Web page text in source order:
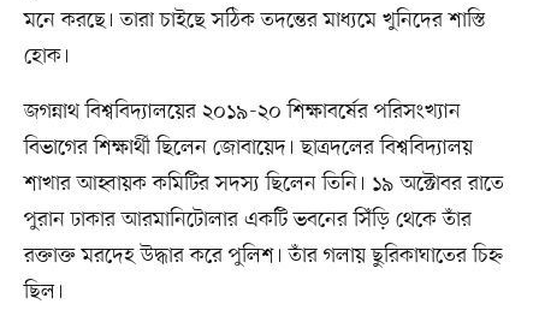
মনে করছে। তারা চাইছে সঠিক তদন্তের মাধ্যমে খুনিদের শাস্তি
হোক।
জগন্নাথ বিশ্ববিদ্যালয়ের ২০১৯-২০ শিক্ষাবর্ষের পরিসংখ্যান
বিভাগের শিক্ষার্থী ছিলেন জোবায়েদ। ছাত্রদলের বিশ্ববিদ্যালয়
শাখার আহ্বায়ক কমিটির সদস্য ছিলেন তিনি। ১৯ অক্টোবর রাতে
পুরান ঢাকার আরমানিটোলার একটি ভবনের সিঁড়ি থেকে তাঁর
রক্তাক্ত মরদেহ উদ্ধার করে পুলিশ। তাঁর গলায় ছুরিকাঘাতের চিহ্ন
ছিল।